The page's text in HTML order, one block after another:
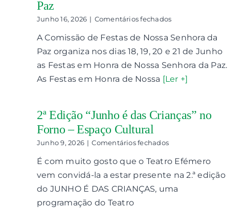
Paz
Junho 16, 2026 | Comentários fechadosem
em
Honra
Nossa
Senhora
A Comissão de Festas de Nossa Senhora da
Paz organiza nos dias 18, 19, 20 e 21 de Junho
as Festas em Honra de Nossa Senhora da Paz.
As Festas em Honra de Nossa [Ler +]
2ª Edição “Junho é das Crianças” no
Forno – Espaço Cultural
Junho 9, 2026 | Comentários fechadosem
Edição
“Junho
das
É com muito gosto que o Teatro Efémero
vem convidá-la a estar presente na 2.ª edição
do JUNHO É DAS CRIANÇAS, uma
programação do Teatro